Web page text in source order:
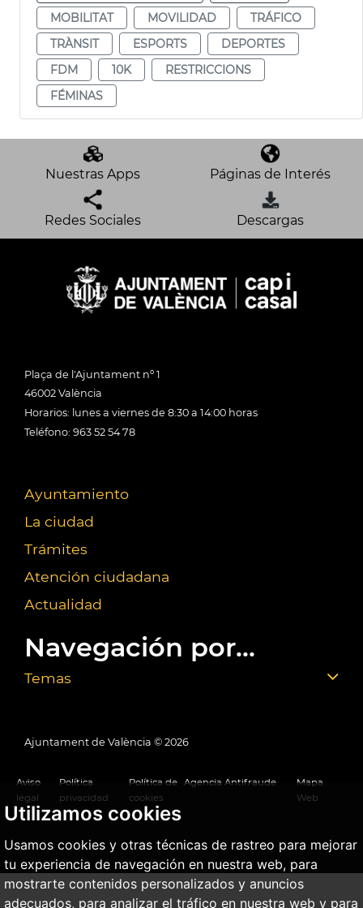
Utilizamos cookies
Usamos cookies y otras técnicas de rastreo para mejorar
tu experiencia de navegación en nuestra web, para
mostrarte contenidos personalizados y anuncios
adecuados, para analizar el tráfico en nuestra web y para
MOBILITAT
MOVILIDAD
TRÁFICO
TRÀNSIT
ESPORTS
DEPORTES
FDM
10K
RESTRICCIONS
FÉMINAS
Nuestras Apps Páginas de Interés
Redes Sociales Descargas
Plaça de l'Ajuntament nº 1
46002 València
Horarios: lunes a viernes de 8:30 a 14:00 horas
Teléfono: 963 52 54 78
Ayuntamiento
La ciudad
Trámites
Atención ciudadana
Actualidad
Navegación por...
Temas
Ajuntament de València © 2026
Aviso
legal
Política
privacidad
Política de
cookies
Agencia Antifraude
Mapa
Web